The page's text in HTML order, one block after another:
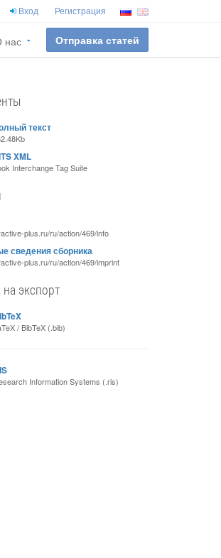
Вход Регистрация
нас Отправка статей
текст
XML
Interchange Tag Suite
plus.ru/ru/action/469/info
сведения сборника
plus.ru/ru/action/469/imprint
экспорт
/ BibTeX (.bib)
Information Systems (.ris)